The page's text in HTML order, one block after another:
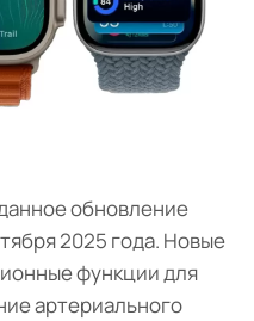
обновление
2025 года. Новые
функции для
артериального